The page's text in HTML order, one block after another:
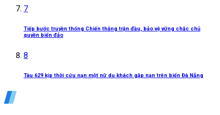
7
Tiếp bước truyền thống Chiến thắng trận đầu, bảo vệ vững chắc chủ
quyền biển đảo
8
Tàu 629 kịp thời cứu nạn một nữ du khách gặp nạn trên biển Đà Nẵng